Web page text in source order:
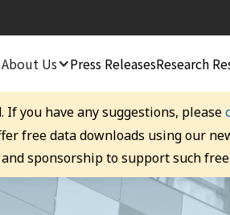
About Us Press ReleasesResearch
you have any suggestions, please
free data downloads using our
sponsorship to support such free